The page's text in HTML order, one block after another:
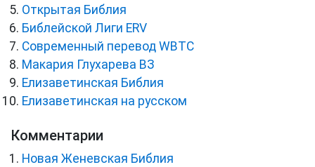
Открытая Библия
Библейской Лиги ERV
Cовременный перевод WBTC
Макария Глухарева ВЗ
Елизаветинская Библия
Елизаветинская на русском
Комментарии
Новая Женевская Библия